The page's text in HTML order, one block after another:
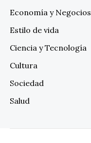
Economía y Negocios
Estilo de vida
Ciencia y Tecnología
Cultura
Sociedad
Salud